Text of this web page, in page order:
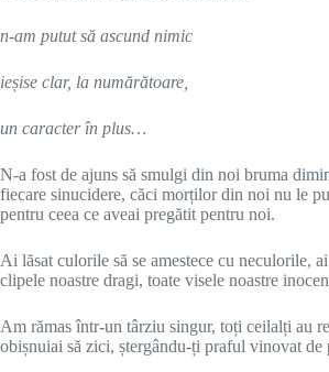
n-am putut să ascund nimic
ieșise clar, la numărătoare,
un caracter în plus…
N-a fost de ajuns să smulgi din noi bruma
fiecare sinucidere, căci morților din noi nu le
pentru ceea ce aveai pregătit pentru noi.
Ai lăsat culorile să se amestece cu neculorile,
clipele noastre dragi, toate visele noastre
Am rămas într-un târziu singur, toți ceilalți au
obișnuiai să zici, ștergându-ți praful vinovat de